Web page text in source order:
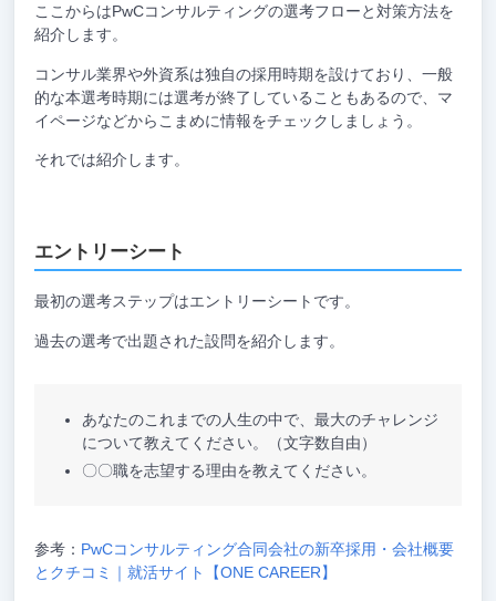
ここからはPwCコンサルティングの選考フローと対策方法を
紹介します。
コンサル業界や外資系は独自の採用時期を設けており、一般
的な本選考時期には選考が終了していることもあるので、マ
イページなどからこまめに情報をチェックしましょう。
それでは紹介します。
エントリーシート
最初の選考ステップはエントリーシートです。
過去の選考で出題された設問を紹介します。
あなたのこれまでの人生の中で、最大のチャレンジ
について教えてください。（文字数自由）
〇〇職を志望する理由を教えてください。
参考： PwCコンサルティング合同会社の新卒採用・会社概要
とクチコミ｜就活サイト【ONE CAREER】